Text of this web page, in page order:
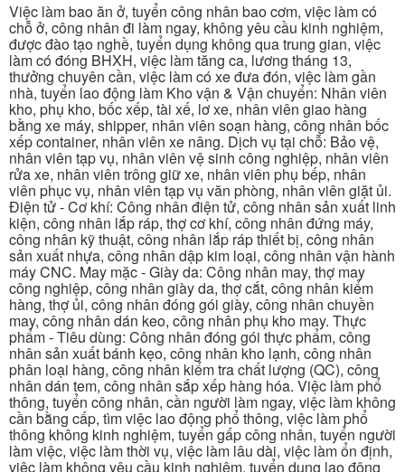
Việc làm bao ăn ở, tuyển công nhân bao cơm, việc làm có
chỗ ở, công nhân đi làm ngay, không yêu cầu kinh nghiệm,
được đào tạo nghề, tuyển dụng không qua trung gian, việc
làm có đóng BHXH, việc làm tăng ca, lương tháng 13,
thưởng chuyên cần, việc làm có xe đưa đón, việc làm gần
nhà, tuyển lao động làm Kho vận & Vận chuyển: Nhân viên
kho, phụ kho, bốc xếp, tài xế, lơ xe, nhân viên giao hàng
bằng xe máy, shipper, nhân viên soạn hàng, công nhân bốc
xếp container, nhân viên xe nâng. Dịch vụ tại chỗ: Bảo vệ,
nhân viên tạp vụ, nhân viên vệ sinh công nghiệp, nhân viên
rửa xe, nhân viên trông giữ xe, nhân viên phụ bếp, nhân
viên phục vụ, nhân viên tạp vụ văn phòng, nhân viên giặt ủi.
Điện tử - Cơ khí: Công nhân điện tử, công nhân sản xuất linh
kiện, công nhân lắp ráp, thợ cơ khí, công nhân đứng máy,
công nhân kỹ thuật, công nhân lắp ráp thiết bị, công nhân
sản xuất nhựa, công nhân dập kim loại, công nhân vận hành
máy CNC. May mặc - Giày da: Công nhân may, thợ may
công nghiệp, công nhân giày da, thợ cắt, công nhân kiểm
hàng, thợ ủi, công nhân đóng gói giày, công nhân chuyền
may, công nhân dán keo, công nhân phụ kho may. Thực
phẩm - Tiêu dùng: Công nhân đóng gói thực phẩm, công
nhân sản xuất bánh kẹo, công nhân kho lạnh, công nhân
phân loại hàng, công nhân kiểm tra chất lượng (QC), công
nhân dán tem, công nhân sắp xếp hàng hóa. Việc làm phổ
thông, tuyển công nhân, cần người làm ngay, việc làm không
cần bằng cấp, tìm việc lao động phổ thông, việc làm phổ
thông không kinh nghiệm, tuyển gấp công nhân, tuyển người
làm việc, việc làm thời vụ, việc làm lâu dài, việc làm ổn định,
việc làm không yêu cầu kinh nghiệm, tuyển dụng lao động